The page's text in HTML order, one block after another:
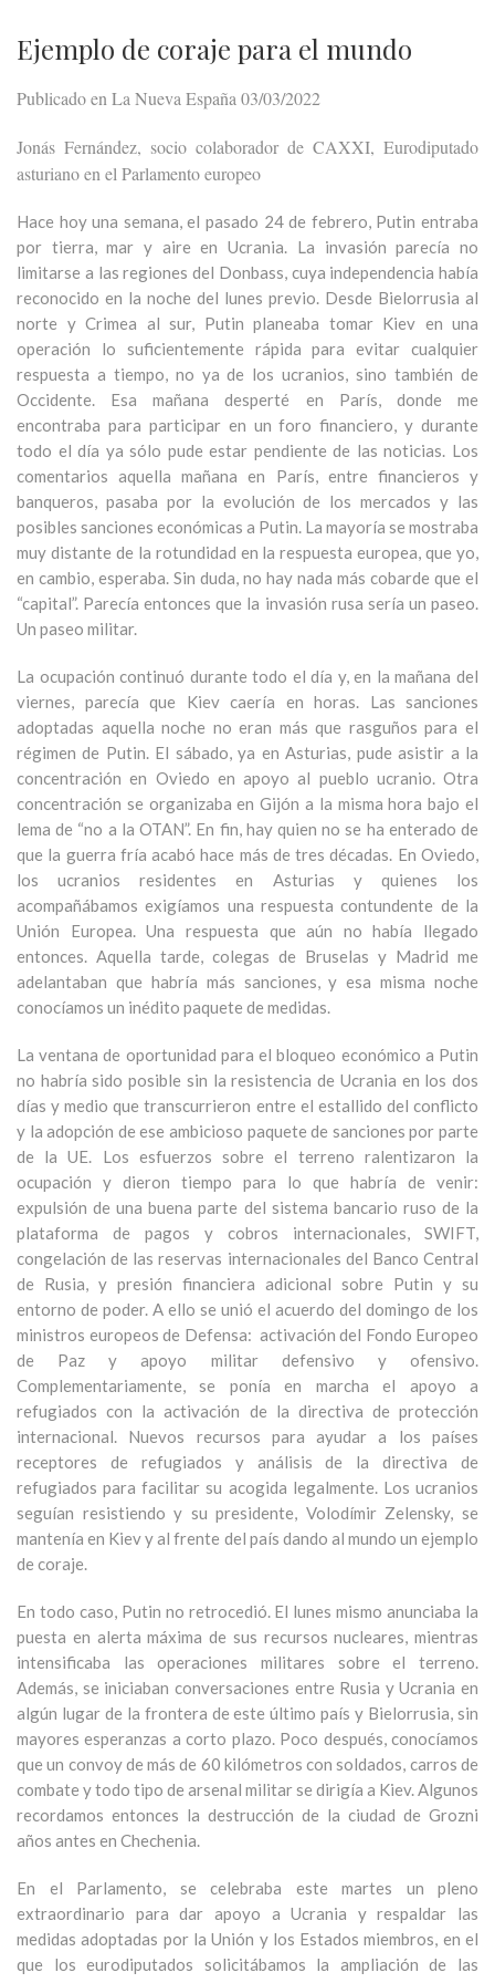
Ejemplo de coraje para el mundo
Publicado en La Nueva España 03/03/2022
Jonás Fernández, socio colaborador de CAXXI, Eurodiputado
asturiano en el Parlamento europeo
Hace hoy una semana, el pasado 24 de febrero, Putin entraba
por tierra, mar y aire en Ucrania. La invasión parecía no
limitarse a las regiones del Donbass, cuya independencia había
reconocido en la noche del lunes previo. Desde Bielorrusia al
norte y Crimea al sur, Putin planeaba tomar Kiev en una
operación lo suficientemente rápida para evitar cualquier
respuesta a tiempo, no ya de los ucranios, sino también de
Occidente. Esa mañana desperté en París, donde me
encontraba para participar en un foro financiero, y durante
todo el día ya sólo pude estar pendiente de las noticias. Los
comentarios aquella mañana en París, entre financieros y
banqueros, pasaba por la evolución de los mercados y las
posibles sanciones económicas a Putin. La mayoría se mostraba
muy distante de la rotundidad en la respuesta europea, que yo,
en cambio, esperaba. Sin duda, no hay nada más cobarde que el
“capital”. Parecía entonces que la invasión rusa sería un paseo.
Un paseo militar.
La ocupación continuó durante todo el día y, en la mañana del
viernes, parecía que Kiev caería en horas. Las sanciones
adoptadas aquella noche no eran más que rasguños para el
régimen de Putin. El sábado, ya en Asturias, pude asistir a la
concentración en Oviedo en apoyo al pueblo ucranio. Otra
concentración se organizaba en Gijón a la misma hora bajo el
lema de “no a la OTAN”. En fin, hay quien no se ha enterado de
que la guerra fría acabó hace más de tres décadas. En Oviedo,
los ucranios residentes en Asturias y quienes los
acompañábamos exigíamos una respuesta contundente de la
Unión Europea. Una respuesta que aún no había llegado
entonces. Aquella tarde, colegas de Bruselas y Madrid me
adelantaban que habría más sanciones, y esa misma noche
conocíamos un inédito paquete de medidas.
La ventana de oportunidad para el bloqueo económico a Putin
no habría sido posible sin la resistencia de Ucrania en los dos
días y medio que transcurrieron entre el estallido del conflicto
y la adopción de ese ambicioso paquete de sanciones por parte
de la UE. Los esfuerzos sobre el terreno ralentizaron la
ocupación y dieron tiempo para lo que habría de venir:
expulsión de una buena parte del sistema bancario ruso de la
plataforma de pagos y cobros internacionales, SWIFT,
congelación de las reservas internacionales del Banco Central
de Rusia, y presión financiera adicional sobre Putin y su
entorno de poder. A ello se unió el acuerdo del domingo de los
ministros europeos de Defensa: activación del Fondo Europeo
de Paz y apoyo militar defensivo y ofensivo.
Complementariamente, se ponía en marcha el apoyo a
refugiados con la activación de la directiva de protección
internacional. Nuevos recursos para ayudar a los países
receptores de refugiados y análisis de la directiva de
refugiados para facilitar su acogida legalmente. Los ucranios
seguían resistiendo y su presidente, Volodímir Zelensky, se
mantenía en Kiev y al frente del país dando al mundo un ejemplo
de coraje.
En todo caso, Putin no retrocedió. El lunes mismo anunciaba la
puesta en alerta máxima de sus recursos nucleares, mientras
intensificaba las operaciones militares sobre el terreno.
Además, se iniciaban conversaciones entre Rusia y Ucrania en
algún lugar de la frontera de este último país y Bielorrusia, sin
mayores esperanzas a corto plazo. Poco después, conocíamos
que un convoy de más de 60 kilómetros con soldados, carros de
combate y todo tipo de arsenal militar se dirigía a Kiev. Algunos
recordamos entonces la destrucción de la ciudad de Grozni
años antes en Chechenia.
En el Parlamento, se celebraba este martes un pleno
extraordinario para dar apoyo a Ucrania y respaldar las
medidas adoptadas por la Unión y los Estados miembros, en el
que los eurodiputados solicitábamos la ampliación de las